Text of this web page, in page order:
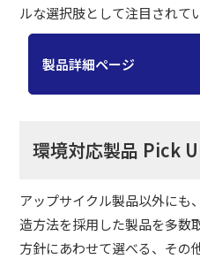
ルな選択肢として注目されて
製品詳細ページ
環境対応製品 Pick
アップサイクル製品以外にも
造方法を採用した製品を多数
方針にあわせて選べる、その